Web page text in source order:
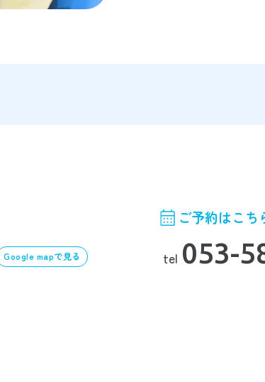
Google mapで見る
ご予約はこち
tel 053-